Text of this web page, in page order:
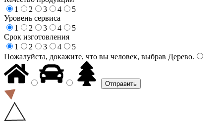
1
2 3 4
5
Уровень сервиса
1
2 3 4
5
Срок изготовления
1
2 3 4
5
Пожалуйста, докажите, что вы человек, выбрав Дерево.